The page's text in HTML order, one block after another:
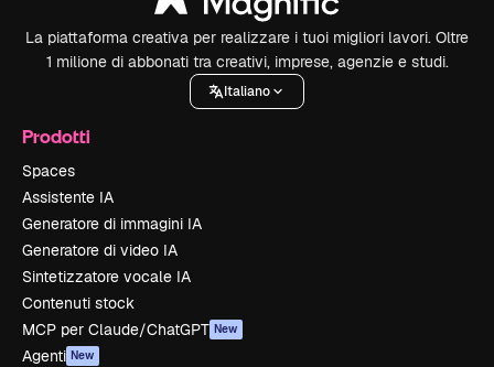
La piattaforma creativa per realizzare i tuoi migliori lavori. Oltre
1 milione di abbonati tra creativi, imprese, agenzie e studi.
Italiano
Prodotti
Spaces
Assistente IA
Generatore di immagini IA
Generatore di video IA
Sintetizzatore vocale IA
Contenuti stock
MCP per Claude/ChatGPT New
Agenti New